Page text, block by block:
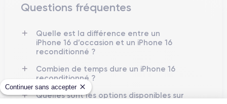
Continuer sans accepter
Questions fréquentes
Quelle est la différence entre un
iPhone 16 d’occasion et un iPhone 16
reconditionné ?
Combien de temps dure un iPhone 16
reconditionné ?
Quelles sont les options disponibles sur